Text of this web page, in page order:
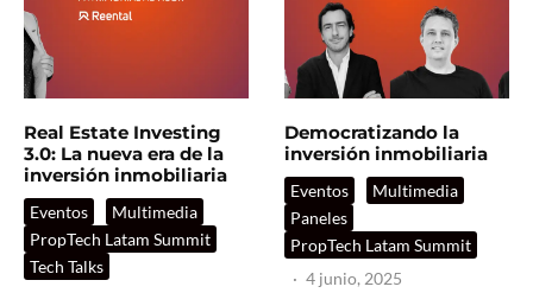
Real Estate Investing
3.0: La nueva era de la
inversión inmobiliaria
Eventos
Multimedia
PropTech Latam Summit
Tech Talks
Democratizando la
inversión inmobiliaria
Eventos
Multimedia
Paneles
PropTech Latam Summit
· 4 junio, 2025